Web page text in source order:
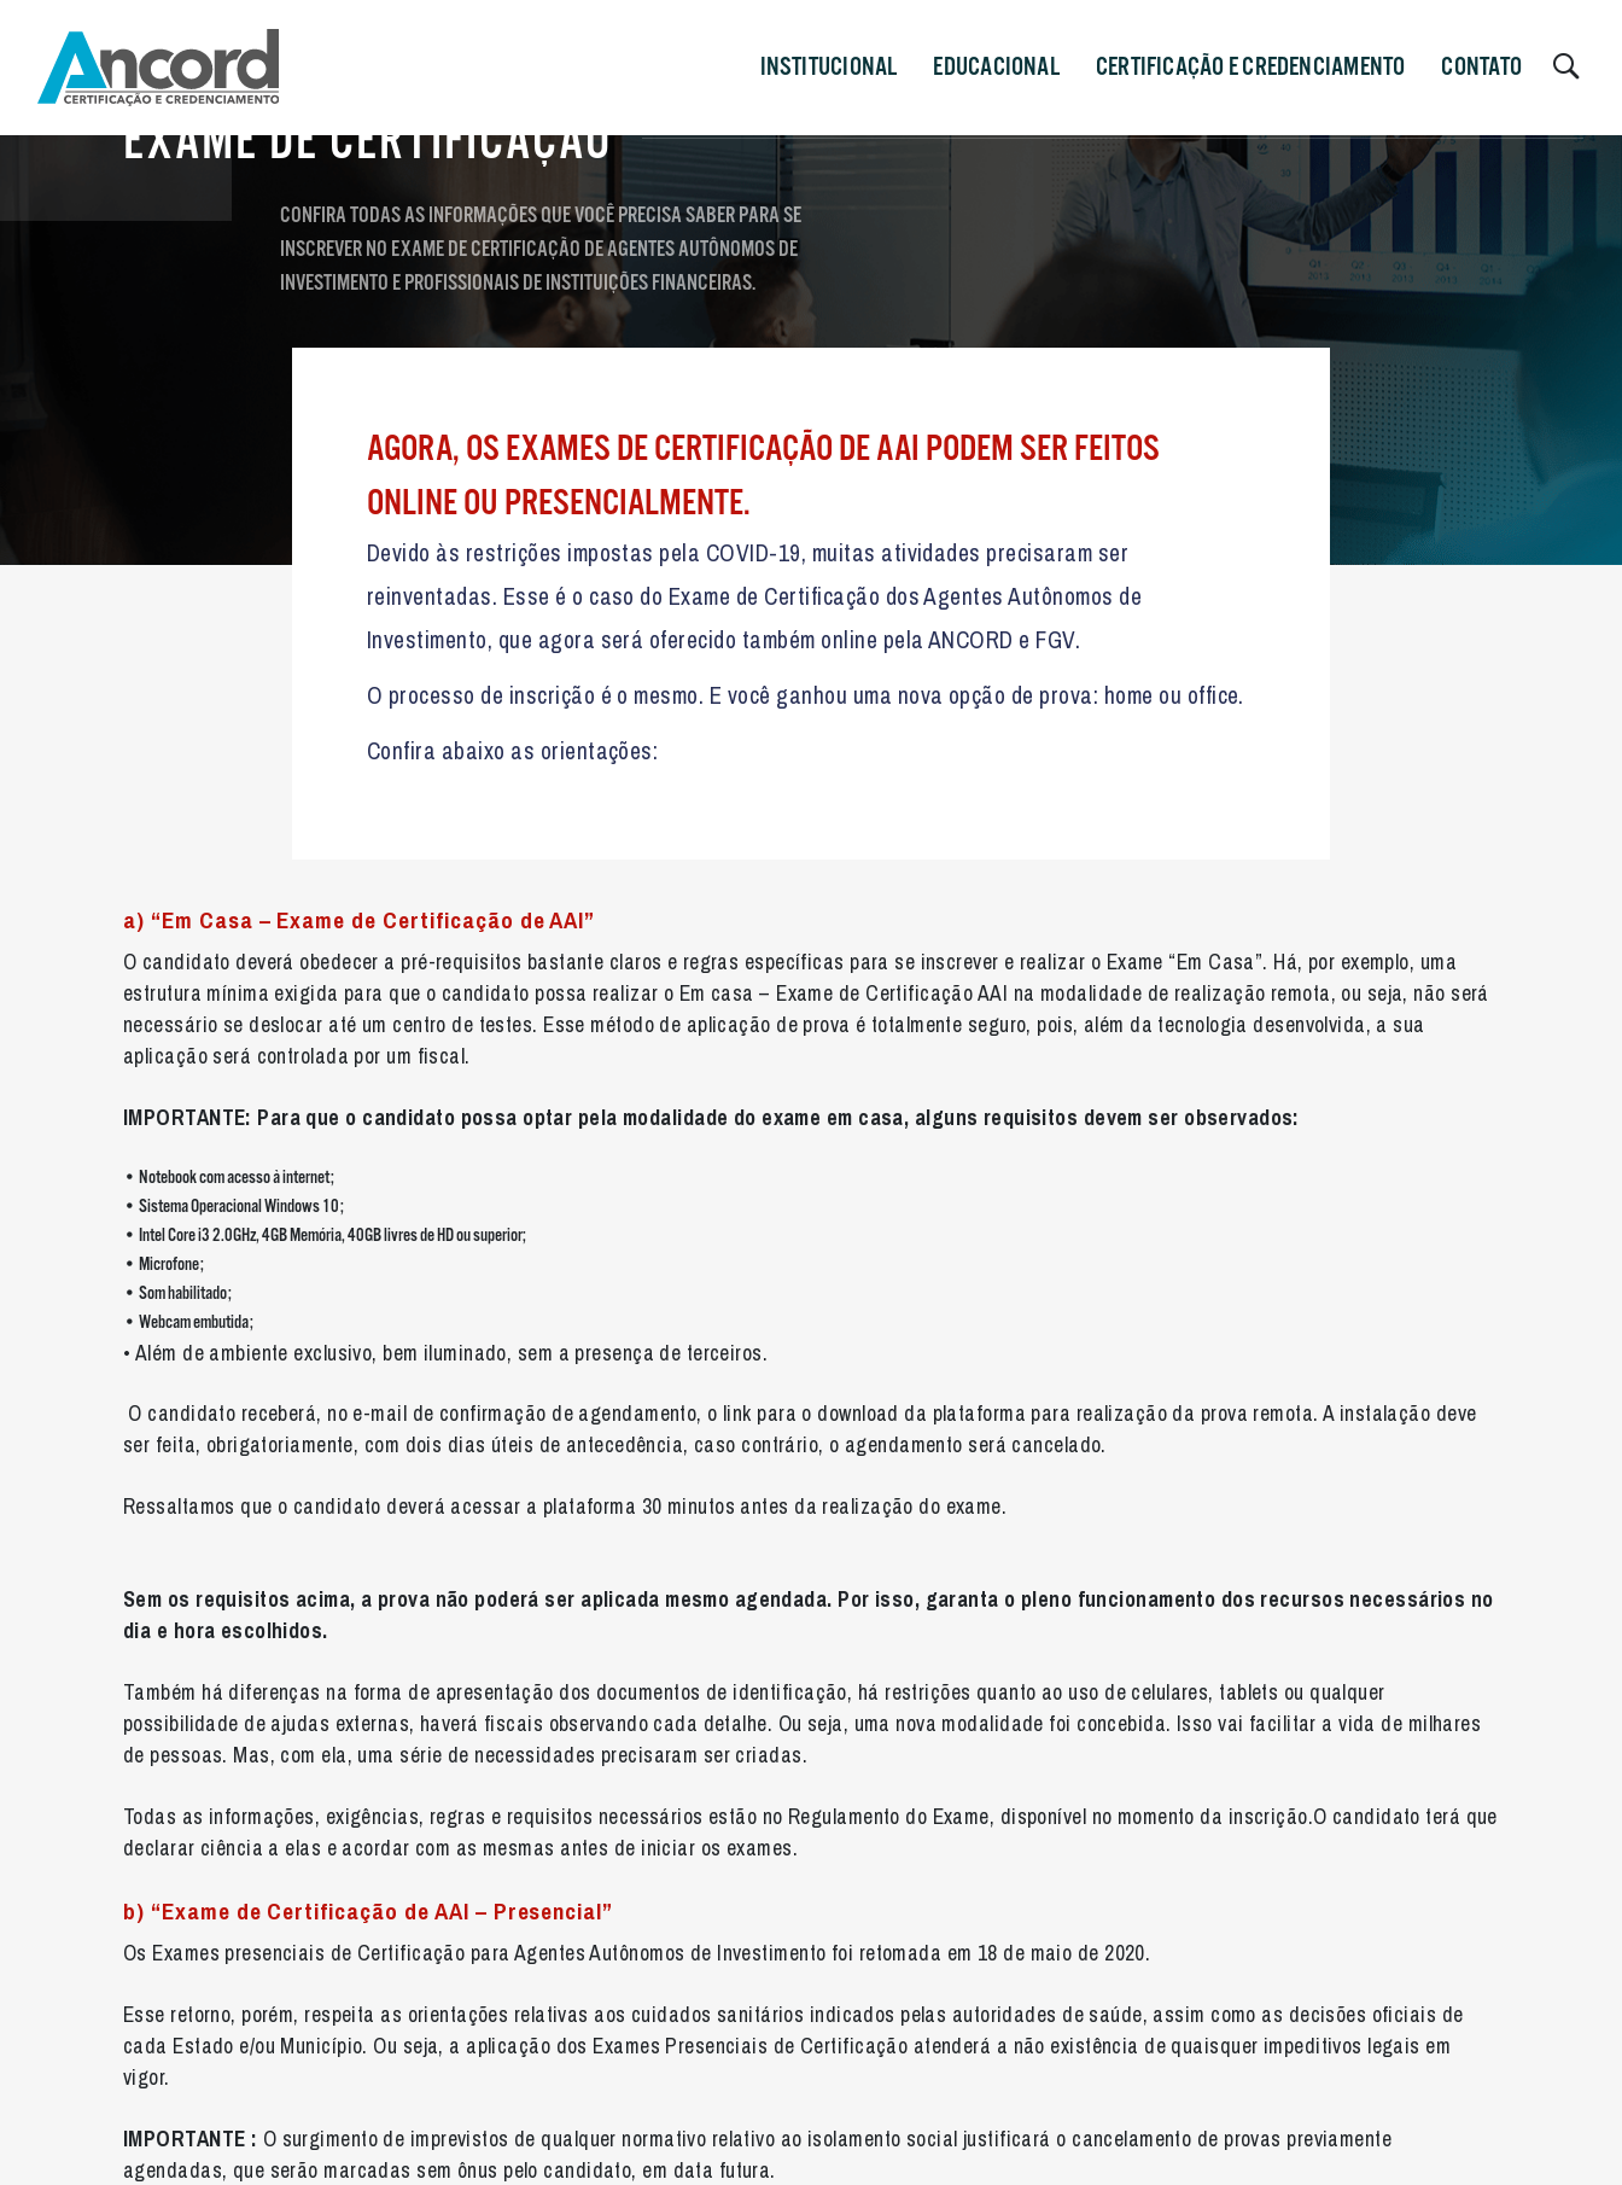
INSTITUCIONAL EDUCACIONAL CERTIFICAÇÃO E CREDENCIAMENTO
CONTATO
CERTIFICAÇÃO E CREDENCIAMENTO
EXAME DE CERTIFICAÇÃO
CONFIRA TODAS AS INFORMAÇÕES QUE VOCÊ PRECISA SABER PARA SE
INSCREVER NO EXAME DE CERTIFICAÇÃO DE AGENTES AUTÔNOMOS DE
INVESTIMENTO E PROFISSIONAIS DE INSTITUIÇÕES FINANCEIRAS.
AGORA, OS EXAMES DE CERTIFICAÇÃO DE AAI PODEM SER FEITOS
ONLINE OU PRESENCIALMENTE.
Devido às restrições impostas pela COVID-19, muitas atividades precisaram ser
reinventadas. Esse é o caso do Exame de Certificação dos Agentes Autônomos de
Investimento, que agora será oferecido também online pela ANCORD e FGV.
O processo de inscrição é o mesmo. E você ganhou uma nova opção de prova: home ou office.
Confira abaixo as orientações:
a) “Em Casa – Exame de Certificação de AAI”
O candidato deverá obedecer a pré-requisitos bastante claros e regras específicas para se inscrever e realizar o Exame “Em Casa”. Há, por exemplo, uma
estrutura mínima exigida para que o candidato possa realizar o Em casa – Exame de Certificação AAI na modalidade de realização remota, ou seja, não será
necessário se deslocar até um centro de testes. Esse método de aplicação de prova é totalmente seguro, pois, além da tecnologia desenvolvida, a sua
aplicação será controlada por um fiscal.
IMPORTANTE: Para que o candidato possa optar pela modalidade do exame em casa, alguns requisitos devem ser observados:
• Notebook com acesso à internet;
• Sistema Operacional Windows 10;
• Intel Core i32.0GHz, 4GB Memória, 40GB livres de HD ou superior;
• Microfone;
• Som habilitado;
• Webcam embutida;
• Além de ambiente exclusivo, bem iluminado, sem a presença de terceiros.
O candidato receberá, no e-mail de confirmação de agendamento, o link para o download da plataforma para realização da prova remota. A instalação deve
ser feita, obrigatoriamente, com dois dias úteis de antecedência, caso contrário, o agendamento será cancelado.
Ressaltamos que o candidato deverá acessar a plataforma 30 minutos antes da realização do exame.
Sem os requisitos acima, a prova não poderá ser aplicada mesmo agendada. Por isso, garanta o pleno funcionamento dos recursos necessários no
dia e hora escolhidos.
Também há diferenças na forma de apresentação dos documentos de identificação, há restrições quanto ao uso de celulares, tablets ou qualquer
possibilidade de ajudas externas, haverá fiscais observando cada detalhe. Ou seja, uma nova modalidade foi concebida. Isso vai facilitar a vida de milhares
de pessoas. Mas, com ela, uma série de necessidades precisaram ser criadas.
Todas as informações, exigências, regras e requisitos necessários estão no Regulamento do Exame, disponível no momento da inscrição.O candidato terá que
declarar ciência a elas e acordar com as mesmas antes de iniciar os exames.
b) “Exame de Certificação de AAI – Presencial”
Os Exames presenciais de Certificação para Agentes Autônomos de Investimento foi retomada em 18 de maio de 2020.
Esse retorno, porém, respeita as orientações relativas aos cuidados sanitários indicados pelas autoridades de saúde, assim como as decisões oficiais de
cada Estado e/ou Município. Ou seja, a aplicação dos Exames Presenciais de Certificação atenderá a não existência de quaisquer impeditivos legais em
vigor.
IMPORTANTE : O surgimento de imprevistos de qualquer normativo relativo ao isolamento social justificará o cancelamento de provas previamente
agendadas, que serão marcadas sem ônus pelo candidato, em data futura.